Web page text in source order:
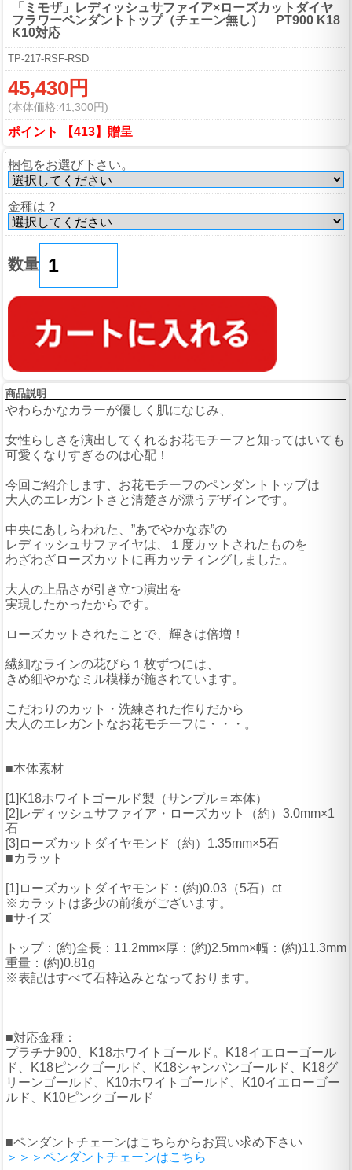
「ミモザ」レディッシュサファイア×ローズカットダイヤ
フラワーペンダントトップ（チェーン無し） PT900 K18
K10対応
TP-217-RSF-RSD
45,430円
(本体価格:41,300円)
ポイント 【413】贈呈
梱包をお選び下さい。
金種は？
数量
商品説明
やわらかなカラーが優しく肌になじみ、
女性らしさを演出してくれるお花モチーフと知ってはいても
可愛くなりすぎるのは心配！
今回ご紹介します、お花モチーフのペンダントトップは
大人のエレガントさと清楚さが漂うデザインです。
中央にあしらわれた、”あでやかな赤”の
レディッシュサファイヤは、１度カットされたものを
わざわざローズカットに再カッティングしました。
大人の上品さが引き立つ演出を
実現したかったからです。
ローズカットされたことで、輝きは倍増！
繊細なラインの花びら１枚ずつには、
きめ細やかなミル模様が施されています。
こだわりのカット・洗練された作りだから
大人のエレガントなお花モチーフに・・・。
■本体素材
[1]K18ホワイトゴールド製（サンプル＝本体）
[2]レディッシュサファイア・ローズカット（約）3.0mm×1
石
[3]ローズカットダイヤモンド（約）1.35mm×5石
■カラット
[1]ローズカットダイヤモンド：(約)0.03（5石）ct
※カラットは多少の前後がございます。
■サイズ
トップ：(約)全長：11.2mm×厚：(約)2.5mm×幅：(約)11.3mm
重量：(約)0.81g
※表記はすべて石枠込みとなっております。
■対応金種：
プラチナ900、K18ホワイトゴールド。K18イエローゴール
ド、K18ピンクゴールド、K18シャンパンゴールド、K18グ
リーンゴールド、K10ホワイトゴールド、K10イエローゴー
ルド、K10ピンクゴールド
■ペンダントチェーンはこちらからお買い求め下さい
＞＞＞ペンダントチェーンはこちら